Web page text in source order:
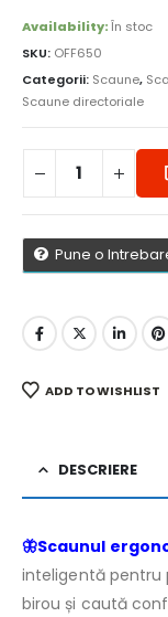
Availability:În stoc
SKU: OFF650
Categorii: Scaune,
Scaune directoriale
Pune o
ADD TO WISHLIST
DESCRIERE
🦋Scaunul
inteligentă pentru
birou și caută